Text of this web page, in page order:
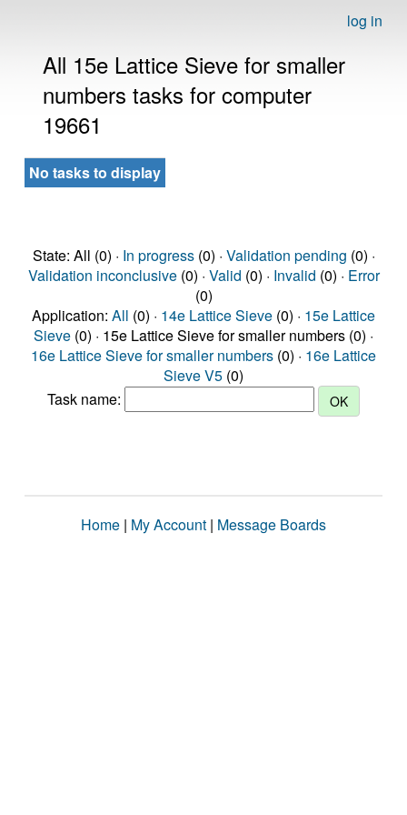
log in
All 15e Lattice Sieve for smaller
numbers tasks for computer
19661
No tasks to display
State: All (0) · In progress(0) · Validation pending (0) ·
Validation inconclusive(0) · Valid (0) · Invalid (0) · Error
(0)
Application: All (0) · 14e Lattice Sieve (0) · 15e Lattice
Sieve (0) · 15e Lattice Sieve for smaller numbers (0) ·
16e Lattice Sieve for smaller numbers (0) · 16e Lattice
Sieve V5 (0)
Task name:
Home | My Account | Message Boards